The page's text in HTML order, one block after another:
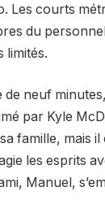
Les courts
du
limités.
de neuf
par Kyle
famille, mais il
les esprits
Manuel,